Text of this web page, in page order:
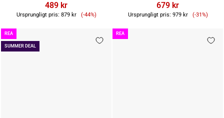
489 kr
Ursprungligt pris: 879 kr Reapris
(-44%)
679 kr
Ursprungligt pris: 979 kr Reapris
(-31%)
SUMMER DEAL
REA REA